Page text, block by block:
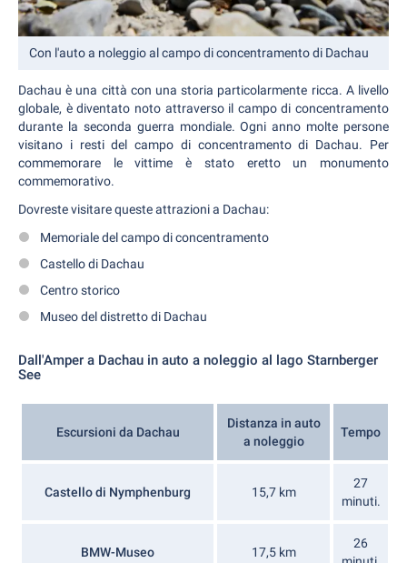
Con l'auto a noleggio al campo di concentramento di Dachau
Dachau è una città con una storia particolarmente ricca. A livello
globale, è diventato noto attraverso il campo di concentramento
durante la seconda guerra mondiale. Ogni anno molte persone
visitano i resti del campo di concentramento di Dachau. Per
commemorare le vittime è stato eretto un monumento
commemorativo.
Dovreste visitare queste attrazioni a Dachau:
Memoriale del campo di concentramento
Castello di Dachau
Centro storico
Museo del distretto di Dachau
Dall'Amper a Dachau in auto a noleggio al lago Starnberger
See
Escursioni da Dachau
Distanza in auto
a noleggio
Tempo
Castello di Nymphenburg 15,7 km
27
minuti.
BMW-Museo 17,5 km
26